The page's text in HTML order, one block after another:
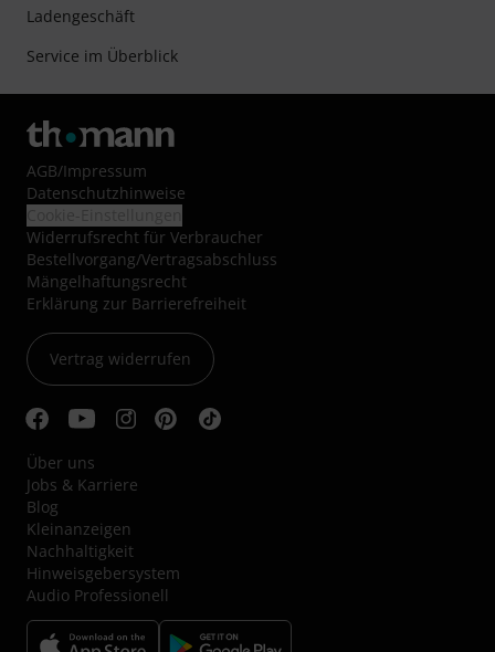
Ladengeschäft
Service im Überblick
AGB/Impressum
Datenschutzhinweise
Widerrufsrecht für Verbraucher
Bestellvorgang/Vertragsabschluss
Mängelhaftungsrecht
Erklärung zur Barrierefreiheit
Vertrag widerrufen
Über uns
Jobs & Karriere
Blog
Kleinanzeigen
Nachhaltigkeit
Hinweisgebersystem
Audio Professionell